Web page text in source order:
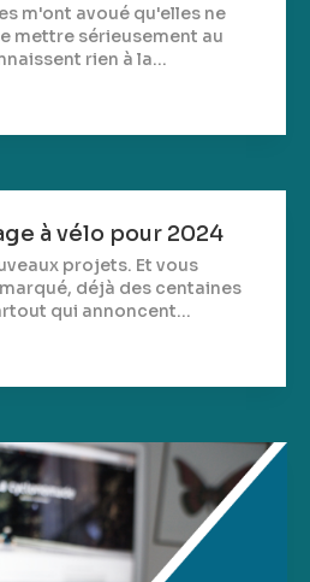
m'ont avoué qu'elles ne
mettre sérieusement au
rien à la...
à vélo pour 2024
projets. Et vous
déjà des centaines
qui annoncent...